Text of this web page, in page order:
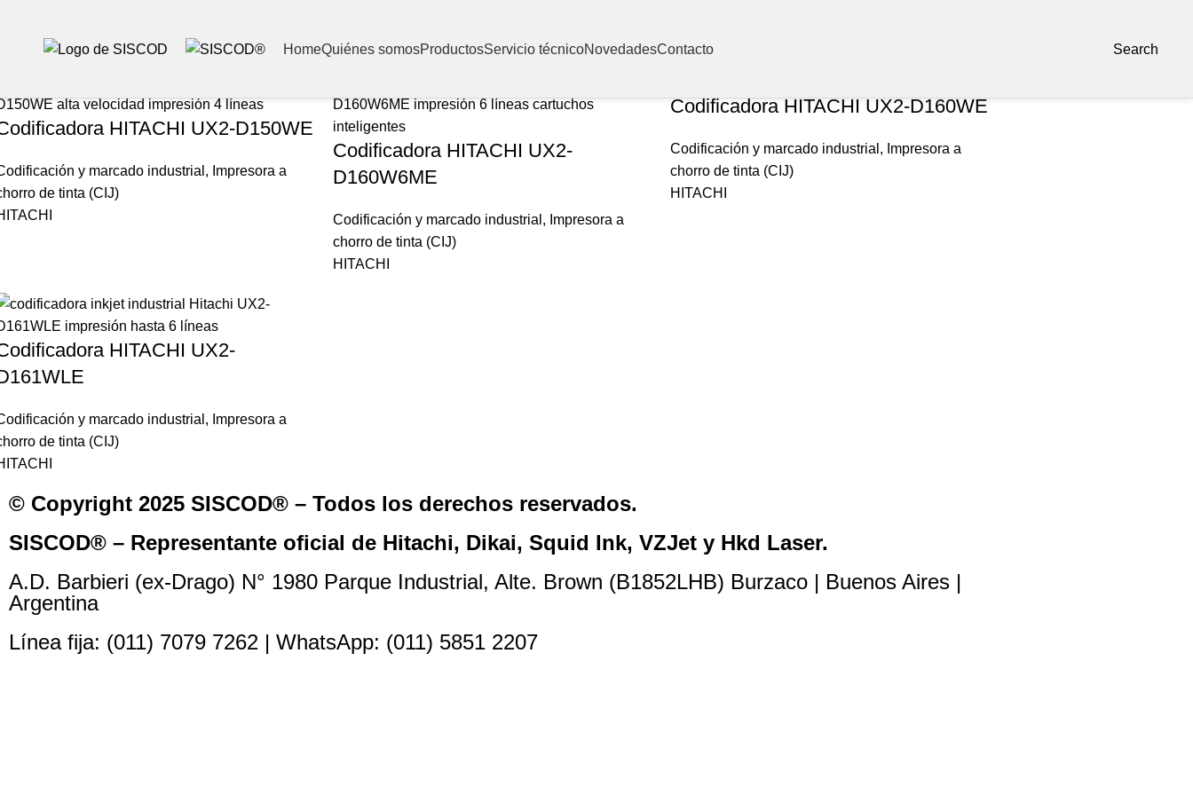
HomeQuiénes somosProductosServicio técnicoNovedadesContacto Search
Show sidebar
HITACHI UX2-D150WE
y marcado industrial , Impresora a
de tinta (CIJ)
Codificadora HITACHI UX2-
D160W6ME
Codificación y marcado industrial , Impresora a
chorro de tinta (CIJ)
HITACHI
Codificadora HITACHI UX2-D160WE
Codificación y marcado industrial , Impresora a
chorro de tinta (CIJ)
HITACHI
HITACHI UX2-
y marcado industrial , Impresora a
de tinta (CIJ)
© Copyright 2025 SISCOD® – Todos los derechos reservados.
SISCOD® – Representante oficial de Hitachi, Dikai, Squid Ink, VZJet y Hkd Laser.
A.D. Barbieri (ex-Drago) N° 1980 Parque Industrial, Alte. Brown (B1852LHB) Burzaco | Buenos Aires |
Argentina
Línea fija: (011) 7079 7262 | WhatsApp: (011) 5851 2207